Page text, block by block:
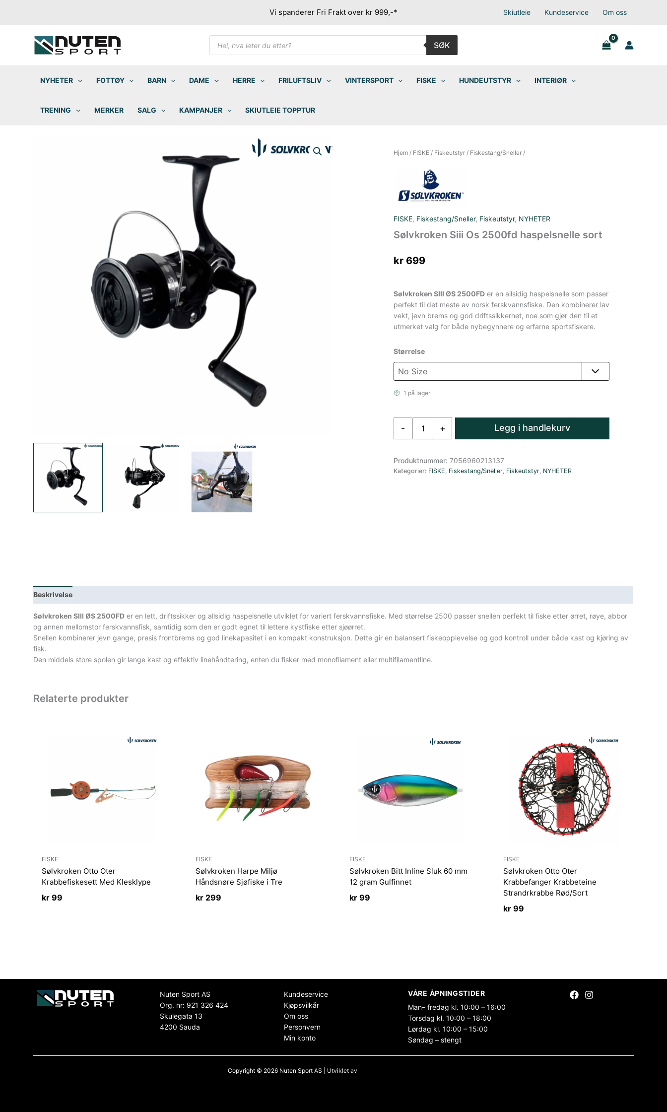
Vi spanderer Fri Frakt over kr 999,-* Skiutleie Kundeservice Om oss
Products
search
SØK
NYHETER FOTTØY BARN DAME HERRE FRILUFTSLIV VINTERSPORT FISKE HUNDEUTSTYR INTERIØR
TRENING MERKER SALG KAMPANJER SKIUTLEIE TOPPTUR
Hjem/ FISKE/ Fiskeutstyr/ Fiskestang/Sneller/
FISKE, Fiskestang/Sneller, Fiskeutstyr, NYHETER
Sølvkroken Siii Os 2500fd haspelsnelle sort
kr699
Sølvkroken SIII ØS 2500FDer en allsidig haspelsnelle som passer
perfekt til det meste av norsk ferskvannsfiske. Den kombinerer lav
vekt, jevn brems og god driftssikkerhet, noe som gjør den til et
utmerket valg for både nybegynnere og erfarne sportsfiskere.
Størrelse
1 på lager
-
2500fd
haspelsnelle
+ Legg i handlekurv
Produktnummer: 7056960213137
Kategorier: FISKE, Fiskestang/Sneller, Fiskeutstyr, NYHETER
Beskrivelse
Sølvkroken SIII ØS 2500FD er en lett, driftssikker og allsidig haspelsnelle utviklet for variert ferskvannsfiske. Med størrelse 2500 passer snellen perfekt til fiske etter ørret, røye, abbor
og annen mellomstor ferskvannsfisk, samtidig som den er godt egnet til lettere kystfiske etter sjøørret.
Snellen kombinerer jevn gange, presis frontbrems og god linekapasitet i en kompakt konstruksjon. Dette gir en balansert fiskeopplevelse og god kontroll under både kast og kjøring av
fisk.
Den middels store spolen gir lange kast og effektiv linehåndtering, enten du fisker med monofilament eller multifilamentline.
Relaterte produkter
FISKE
Sølvkroken Otto Oter
Krabbefiskesett Med Klesklype
kr 99
FISKE
Sølvkroken Harpe Miljø
Håndsnøre Sjøfiske i Tre
kr299
FISKE
Sølvkroken Bitt Inline Sluk 60 mm
12 gram Gulfinnet
kr99
FISKE
Sølvkroken Otto Oter
Krabbefanger Krabbeteine
Strandrkrabbe Rød/Sort
kr99
Nuten Sport AS
Org. nr: 921 326 424
Skulegata 13
4200 Sauda
Kundeservice
Kjøpsvilkår
Om oss
Personvern
Min konto
VÅRE ÅPNINGSTIDER
Man– fredag kl. 10:00 – 16:00
Torsdag kl. 10:00 – 18:00
Lørdag kl. 10:00 – 15:00
Søndag – stengt
Copyright © 2026 Nuten Sport AS | Utviklet av